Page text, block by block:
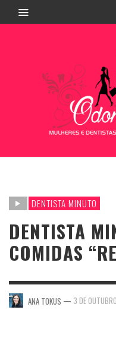
DENTISTA MINUTO
DENTISTA
COMIDAS
ANA TOKUS — 3 DE